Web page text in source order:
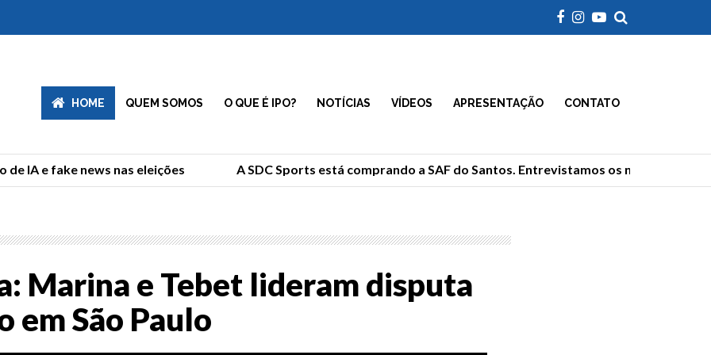
HOME QUEM SOMOS O QUE É IPO? NOTÍCIAS VÍDEOS APRESENTAÇÃO CONTATO
IA e fake news nas eleições A SDC Sports está comprando a SAF do Santos. Entrevistamos os novos donos
Marina e Tebet lideram disputa
em São Paulo